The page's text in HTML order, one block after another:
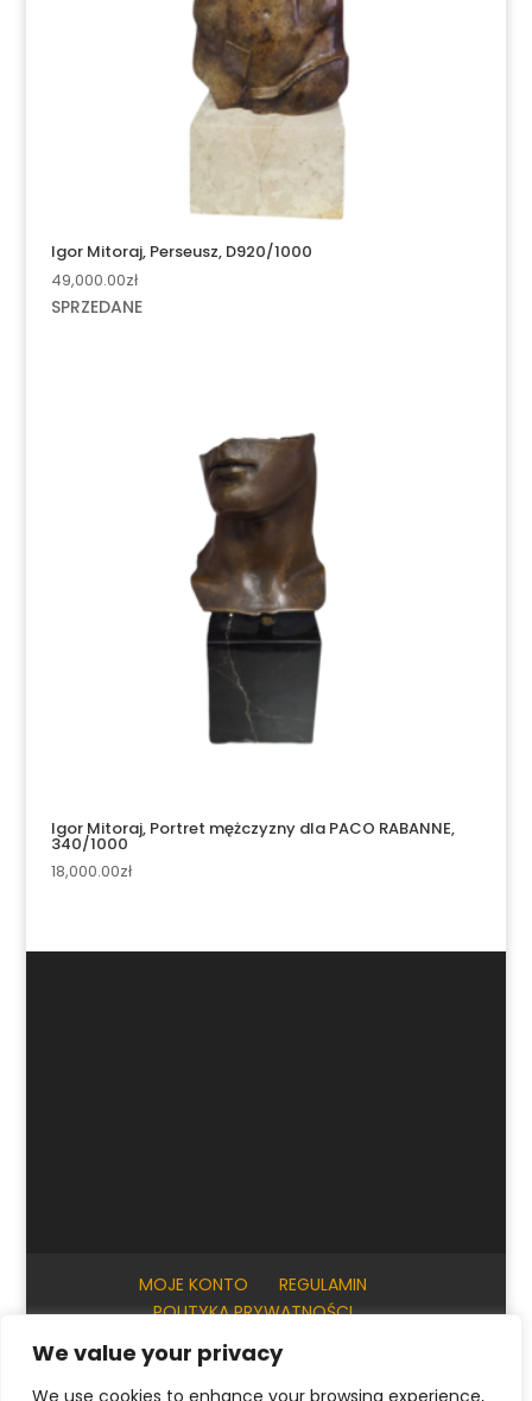
We value your privacy
We use cookies to enhance your browsing experience,
Igor Mitoraj, Perseusz, D920/1000
49,000.00zł
SPRZEDANE
Igor Mitoraj, Portret mężczyzny dla PACO RABANNE,
340/1000
18,000.00zł
MOJE KONTO
REGULAMIN
POLITYKA PRYWATNOŚCI
INFORMACJE PRAKTYCZNE